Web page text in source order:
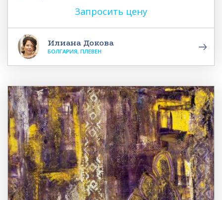
Запросить цену
Илиана Докова
БОЛГАРИЯ, ПЛЕВЕН